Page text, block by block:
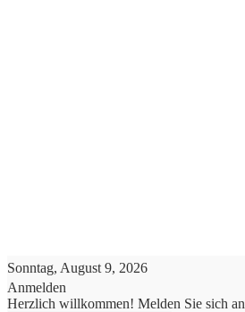
Sonntag, August 9, 2026
Anmelden
Herzlich willkommen! Melden Sie sich an